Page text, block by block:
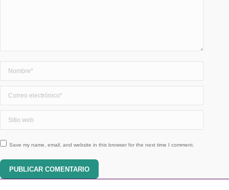
Save my name, email, and website in this browser for the next time I comment.
PUBLICAR COMENTARIO